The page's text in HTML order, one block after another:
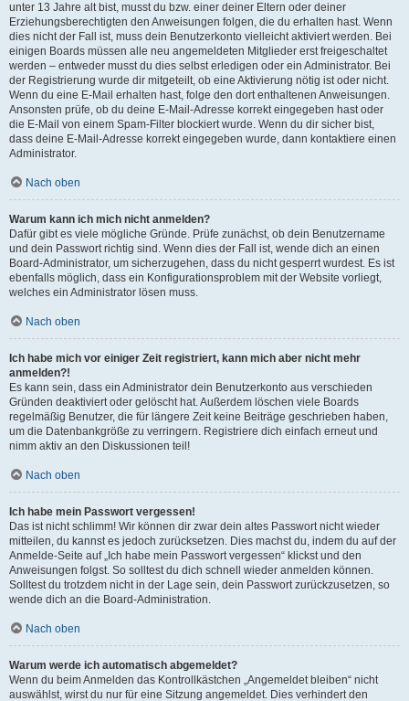
unter 13 Jahre alt bist, musst du bzw. einer deiner Eltern oder deiner
Erziehungsberechtigten den Anweisungen folgen, die du erhalten hast. Wenn
dies nicht der Fall ist, muss dein Benutzerkonto vielleicht aktiviert werden. Bei
einigen Boards müssen alle neu angemeldeten Mitglieder erst freigeschaltet
werden – entweder musst du dies selbst erledigen oder ein Administrator. Bei
der Registrierung wurde dir mitgeteilt, ob eine Aktivierung nötig ist oder nicht.
Wenn du eine E-Mail erhalten hast, folge den dort enthaltenen Anweisungen.
Ansonsten prüfe, ob du deine E-Mail-Adresse korrekt eingegeben hast oder
die E-Mail von einem Spam-Filter blockiert wurde. Wenn du dir sicher bist,
dass deine E-Mail-Adresse korrekt eingegeben wurde, dann kontaktiere einen
Administrator.
Nach oben
Warum kann ich mich nicht anmelden?
Dafür gibt es viele mögliche Gründe. Prüfe zunächst, ob dein Benutzername
und dein Passwort richtig sind. Wenn dies der Fall ist, wende dich an einen
Board-Administrator, um sicherzugehen, dass du nicht gesperrt wurdest. Es ist
ebenfalls möglich, dass ein Konfigurationsproblem mit der Website vorliegt,
welches ein Administrator lösen muss.
Nach oben
Ich habe mich vor einiger Zeit registriert, kann mich aber nicht mehr
anmelden?!
Es kann sein, dass ein Administrator dein Benutzerkonto aus verschieden
Gründen deaktiviert oder gelöscht hat. Außerdem löschen viele Boards
regelmäßig Benutzer, die für längere Zeit keine Beiträge geschrieben haben,
um die Datenbankgröße zu verringern. Registriere dich einfach erneut und
nimm aktiv an den Diskussionen teil!
Nach oben
Ich habe mein Passwort vergessen!
Das ist nicht schlimm! Wir können dir zwar dein altes Passwort nicht wieder
mitteilen, du kannst es jedoch zurücksetzen. Dies machst du, indem du auf der
Anmelde-Seite auf „Ich habe mein Passwort vergessen“ klickst und den
Anweisungen folgst. So solltest du dich schnell wieder anmelden können.
Solltest du trotzdem nicht in der Lage sein, dein Passwort zurückzusetzen, so
wende dich an die Board-Administration.
Nach oben
Warum werde ich automatisch abgemeldet?
Wenn du beim Anmelden das Kontrollkästchen „Angemeldet bleiben“ nicht
auswählst, wirst du nur für eine Sitzung angemeldet. Dies verhindert den